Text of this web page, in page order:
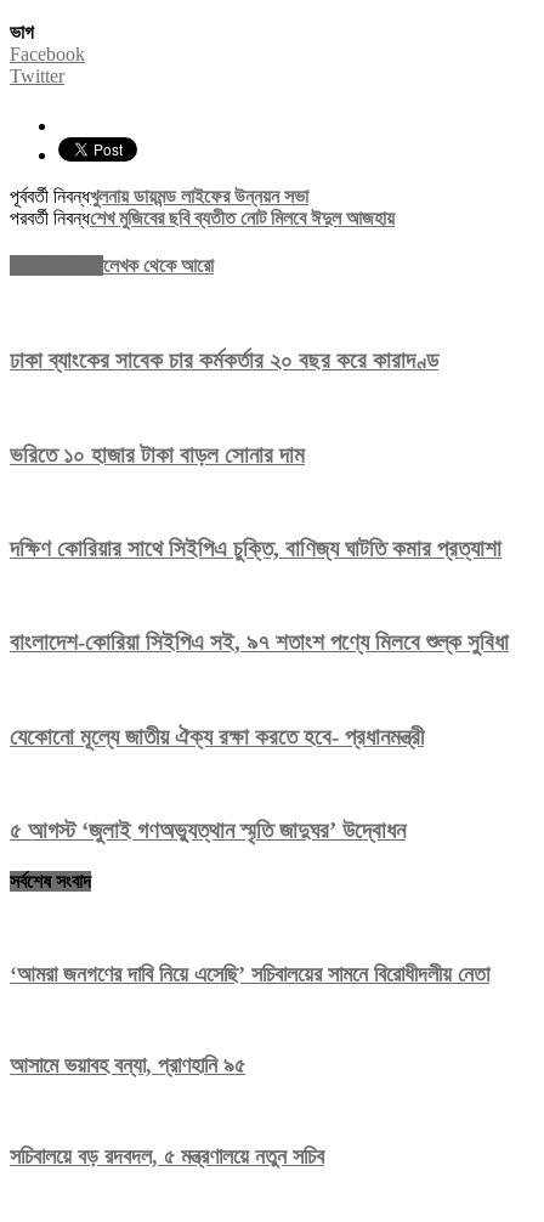
ভাগ
Facebook
Twitter
পূর্ববর্তী নিবন্ধখুলনায় ডায়মন্ড লাইফের উন্নয়ন সভা
পরবর্তী নিবন্ধশেখ মুজিবের ছবি ব্যতীত নোট মিলবে ঈদুল আজহায়
লেখক থেকে আরো
ঢাকা ব্যাংকের সাবেক চার কর্মকর্তার ২০ বছর করে কারাদণ্ড
ভরিতে ১০ হাজার টাকা বাড়ল সোনার দাম
দক্ষিণ কোরিয়ার সাথে সিইপিএ চুক্তি, বাণিজ্য ঘাটতি কমার প্রত্যাশা
বাংলাদেশ-কোরিয়া সিইপিএ সই, ৯৭ শতাংশ পণ্যে মিলবে শুল্ক সুবিধা
যেকোনো মূল্যে জাতীয় ঐক্য রক্ষা করতে হবে- প্রধানমন্ত্রী
৫ আগস্ট ‘জুলাই গণঅভ্যুত্থান স্মৃতি জাদুঘর’ উদ্বোধন
সর্বশেষ সংবাদ
‘আমরা জনগণের দাবি নিয়ে এসেছি’ সচিবালয়ের সামনে বিরোধীদলীয় নেতা
আসামে ভয়াবহ বন্যা, প্রাণহানি ৯৫
সচিবালয়ে বড় রদবদল, ৫ মন্ত্রণালয়ে নতুন সচিব